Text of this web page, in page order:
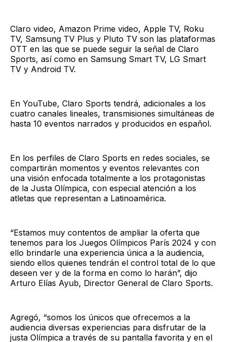
Claro video, Amazon Prime video, Apple TV, Roku
TV, Samsung TV Plus y Pluto TV son las plataformas
OTT en las que se puede seguir la señal de Claro
Sports, así como en Samsung Smart TV, LG Smart
TV y Android TV.
En YouTube, Claro Sports tendrá, adicionales a los
cuatro canales lineales, transmisiones simultáneas de
hasta 10 eventos narrados y producidos en español.
En los perfiles de Claro Sports en redes sociales, se
compartirán momentos y eventos relevantes con
una visión enfocada totalmente a los protagonistas
de la Justa Olímpica, con especial atención a los
atletas que representan a Latinoamérica.
“Estamos muy contentos de ampliar la oferta que
tenemos para los Juegos Olímpicos París 2024 y con
ello brindarle una experiencia única a la audiencia,
siendo ellos quienes tendrán el control total de lo que
deseen ver y de la forma en como lo harán”, dijo
Arturo Elías Ayub, Director General de Claro Sports.
Agregó, “somos los únicos que ofrecemos a la
audiencia diversas experiencias para disfrutar de la
justa Olímpica a través de su pantalla favorita y en el